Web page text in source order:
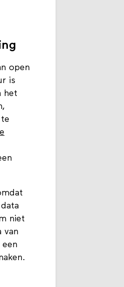
open
is
het
niet
van
een